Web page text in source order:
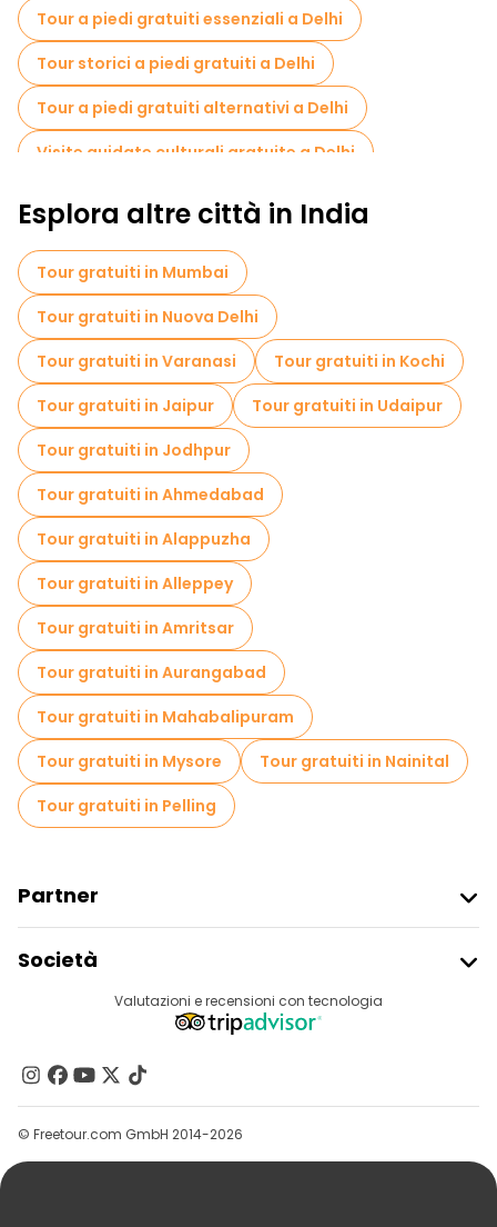
Tour a piedi gratuiti essenziali a Delhi
Tour storici a piedi gratuiti a Delhi
Tour a piedi gratuiti alternativi a Delhi
Visite guidate culturali gratuite a Delhi
Tour a piedi gratuiti per famiglie a Delhi
Visita gratuita del centro storico Delhi
Visite al mercato in Delhi
Tour di degustazione locali in Delhi
Gite giornaliere gratuite a Delhi
Tour in bicicletta a Delhi
Tour gastronomici a Delhi
Tour gratuiti nelle vicinanze Jama Masjid
Tour gratuiti nelle vicinanze Red Fort
Esplora altre città in India
Tour gratuiti in Mumbai
Tour gratuiti in Nuova Delhi
Tour gratuiti in Varanasi
Tour gratuiti in Kochi
Tour gratuiti in Jaipur
Tour gratuiti in Udaipur
Tour gratuiti in Jodhpur
Tour gratuiti in Ahmedabad
Tour gratuiti in Alappuzha
Tour gratuiti in Alleppey
Tour gratuiti in Amritsar
Tour gratuiti in Aurangabad
Tour gratuiti in Mahabalipuram
Tour gratuiti in Mysore
Tour gratuiti in Nainital
Tour gratuiti in Pelling
Partner
Accesso Del Fornitore
Programma Di Affiliazione
Società
Destinazioni
Contattaci
Gruppi
Aiuto
Valutazioni e recensioni con tecnologia
© Freetour.com GmbH 2014-2026